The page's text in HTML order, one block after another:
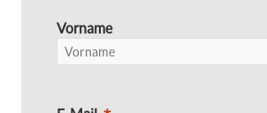
Vorname